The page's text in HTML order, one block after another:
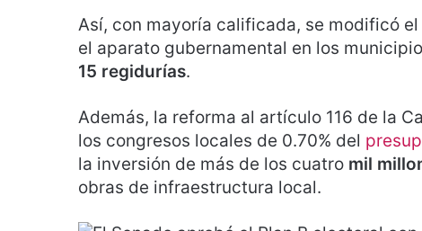
Así, con mayoría calificada, se modificó
el aparato gubernamental en los
15 regidurías.
Además, la reforma al artículo 116 de la
los congresos locales de 0.70% del
la inversión de más de los cuatro mil
obras de infraestructura local.